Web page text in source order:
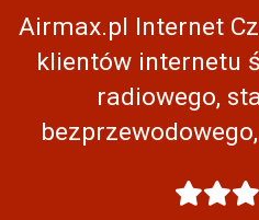
Airmax.pl Internet
klientów internetu
radiowego,